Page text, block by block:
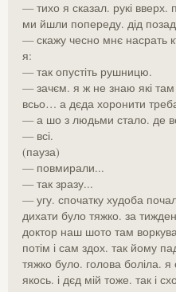
— тихо я сказал. рукі вверх.
ми йшли попереду. дід
— скажу чесно мнє насрать
я:
— так опустіть рушницю.
— зачєм. я ж не знаю які там
всьо… а дєда хоронити
— а шо з людьми стало. де
— всі.
(пауза)
— повмирали...
— так зразу...
— угу. спочатку худоба
дихати було тяжко. за
доктор наш шото там
потім і сам здох. так йому
тяжко було. голова боліла.
якось. і дєд мій тоже. так і